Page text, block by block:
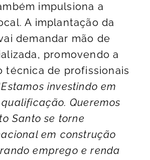
impulsiona a
A implantação da
demandar mão de
promovendo a
técnica de profissionais
Estamos investindo em
Queremos
Santo se torne
em construção
emprego e renda